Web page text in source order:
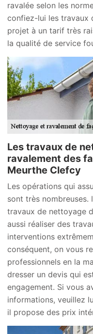
ravalée selon les
confiez-lui les travaux
projet à un tarif très
la qualité de service
Les travaux de
ravalement des
Meurthe Clefcy
Les opérations qui
sont très nombreuses.
travaux de nettoyage
aussi réaliser des
interventions
conséquent, on vous
professionnels en la
dresser un devis qui
engagement. Si vous
informations, veuillez
il propose des prix